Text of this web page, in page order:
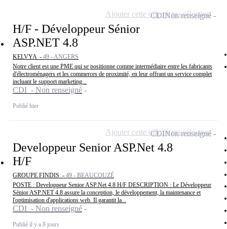
H/F - Développeur Sénior
ASP.NET 4.8
KELVYA - 49 - ANGERS
Notre client est une PME qui se positionne comme intermédiaire entre les fabricants
d'électroménagers et les commerces de proximité, en leur offrant un service complet
incluant le support marketing...
CDI - Non renseigné
Publié hier
CDINon renseigné
Ajouter cette offre à ma sélection
Developpeur Senior ASP.Net 4.8
H/F
GROUPE FINDIS - 49 - BEAUCOUZÉ
POSTE : Developpeur Senior ASP.Net 4.8 H/F DESCRIPTION : Le Développeur
Sénior ASP.NET 4.8 assure la conception, le développement, la maintenance et
l'optimisation d'applications web. Il garantit la...
CDI - Non renseigné
Publié il y a 8 jours
CDINon renseigné
Ajouter cette offre à ma sélection